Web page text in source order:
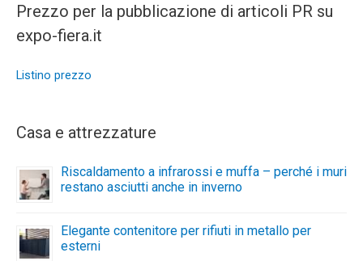
Prezzo per la pubblicazione di articoli PR su
expo-fiera.it
Listino prezzo
Casa e attrezzature
Riscaldamento a infrarossi e muffa – perché i muri
restano asciutti anche in inverno
Elegante contenitore per rifiuti in metallo per
esterni